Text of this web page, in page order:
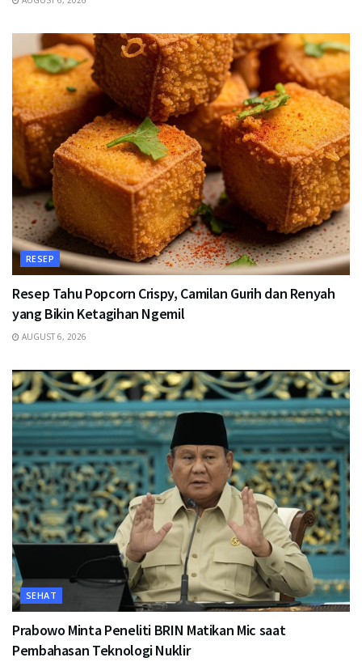
RESEP
Resep Tahu Popcorn Crispy, Camilan Gurih dan Renyah
yang Bikin Ketagihan Ngemil
AUGUST 6, 2026
SEHAT
Prabowo Minta Peneliti BRIN Matikan Mic saat
Pembahasan Teknologi Nuklir